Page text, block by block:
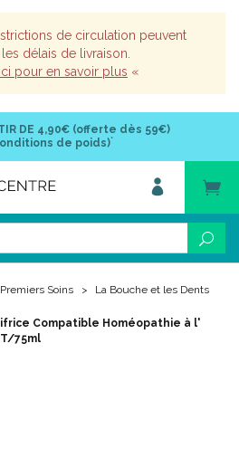
de circulation peuvent
délais de livraison.
pour en savoir plus «
DE 4,90€ (offerte dès 59€)
de poids)*
Premiers Soins
La Bouche et les Dents
Compatible Homéopathie à l'
75ml